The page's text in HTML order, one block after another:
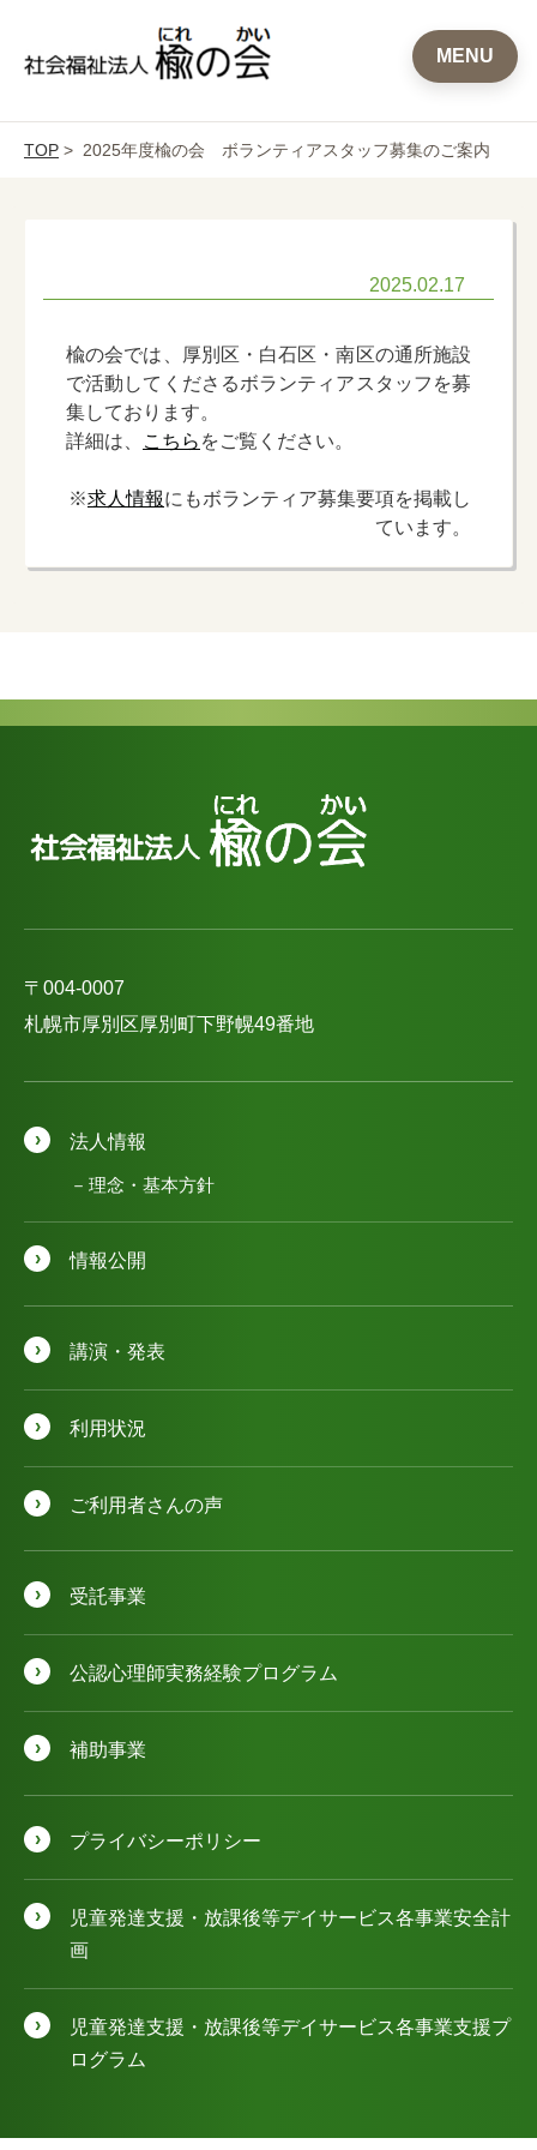
MENU
TOP > 2025年度楡の会 ボランティアスタッフ募集のご案内
2025.02.17
楡の会では、厚別区・白石区・南区の通所施設
で活動してくださるボランティアスタッフを募
集しております。
詳細は、
こちら をご覧ください。
※求人情報にもボランティア募集要項を掲載し
ています。
〒004-0007
札幌市厚別区厚別町下野幌49番地
法人情報
理念・基本方針
情報公開
講演・発表
利用状況
ご利用者さんの声
受託事業
公認⼼理師実務経験プログラム
補助事業
プライバシーポリシー
児童発達⽀援・放課後等デイサービス各事業安全計
画
児童発達⽀援・放課後等デイサービス各事業⽀援プ
ログラム